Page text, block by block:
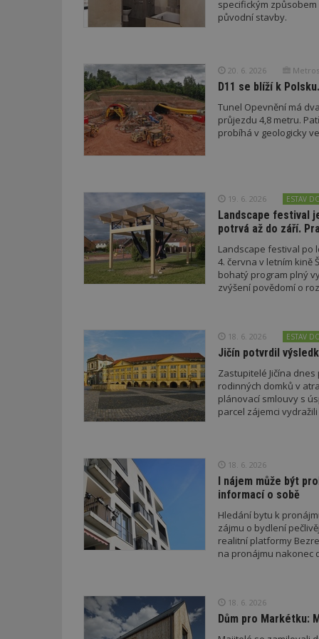
specifickým
původní stavby.
20. 6. 2026
D11 se blíží k
Tunel Opevnění má
průjezdu 4,8 metru.
probíhá v geologicky
19. 6. 2026 ESTAV
Landscape festival
potrvá až do září.
Landscape festival po
4. června v letním kině
bohatý program plný
zvýšení povědomí o
18. 6. 2026 ESTAV
Jičín potvrdil
Zastupitelé Jičína
rodinných domků v
plánovací smlouvy s
parcel zájemci
18. 6. 2026
I nájem může být
informací o sobě
Hledání bytu k
zájmu o bydlení
realitní platformy
na pronájmu nakonec
18. 6. 2026
Dům pro Markétku:
id
_hjFirstSeen
__gfp_64b
Provider
Doména
_gid
Google
LLC
.estav.cz
Název
CMID
uid
id
test
mobile
Název
tu
Gdyn
ui
cct
_hjSession_170189
Gtest
cct
ibbid